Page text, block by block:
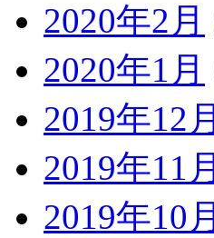
2020年2月
2020年1月
2019年12月
2019年11月
2019年10月